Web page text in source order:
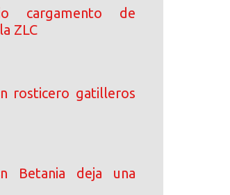
cargamento de
ZLC
rosticero gatilleros
Betania deja una